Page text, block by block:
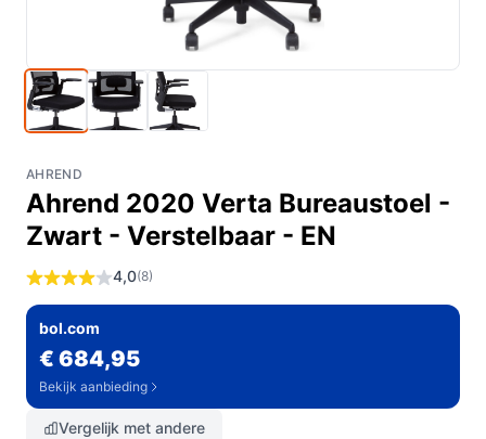
AHREND
Ahrend 2020 Verta Bureaustoel -
Zwart - Verstelbaar - EN
4,0(8)
bol.com
€ 684,95
Bekijk aanbieding
Vergelijk met andere